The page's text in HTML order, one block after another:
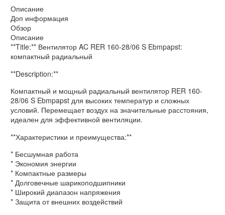
Описание
Доп информация
Обзор
Описание
**Title:** Вентилятор AC RER 160-28/06 S Ebmpapst:
компактный радиальный
**Description:**
Компактный и мощный радиальный вентилятор RER 160-
28/06 S Ebmpapst для высоких температур и сложных
условий. Перемещает воздух на значительные расстояния,
идеален для эффективной вентиляции.
**Характеристики и преимущества:**
* Бесшумная работа
* Экономия энергии
* Компактные размеры
* Долговечные шарикоподшипники
* Широкий диапазон напряжения
* Защита от внешних воздействий